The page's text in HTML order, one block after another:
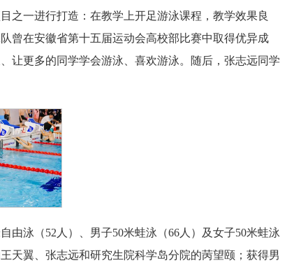
之一进行打造：在教学上开足游泳课程，教学效果良
曾在安徽省第十五届运动会高校部比赛中取得优异成
让更多的同学学会游泳、喜欢游泳。随后，张志远同学
由泳（52人）、男子50米蛙泳（66人）及女子50米蛙泳
天翼、张志远和研究生院科学岛分院的苪望颐；获得男